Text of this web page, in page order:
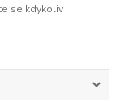
se kdykoliv